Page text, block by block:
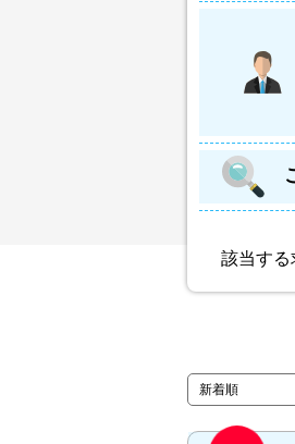
該当する